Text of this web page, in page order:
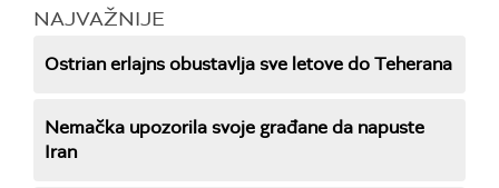
NAJVAŽNIJE
Ostrian erlajns obustavlja sve letove do Teherana
Nemačka upozorila svoje građane da napuste
Iran